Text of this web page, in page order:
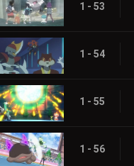
1 - 53
1 - 54
1 - 55
1 - 56